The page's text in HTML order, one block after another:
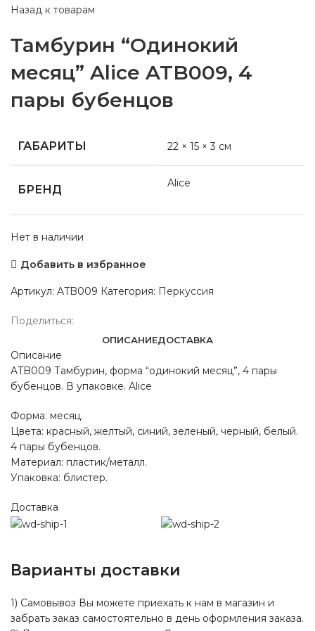
Назад к товарам
Тамбурин “Одинокий
месяц” Alice ATB009, 4
пары бубенцов
ГАБАРИТЫ 22 × 15 × 3 см
БРЕНД Alice
Нет в наличии
Добавить в избранное
Артикул: ATB009 Категория: Перкуссия
Поделиться:
ОПИСАНИЕДОСТАВКА
Описание
ATB009 Тамбурин, форма “одинокий месяц”, 4 пары
бубенцов. В упаковке. Alice
Форма: месяц.
Цвета: красный, желтый, синий, зеленый, черный, белый.
4 пары бубенцов.
Материал: пластик/металл.
Упаковка: блистер.
Доставка
Варианты доставки
1) Самовывоз Вы можете приехать к нам в магазин и
забрать заказ самостоятельно в день оформления заказа.